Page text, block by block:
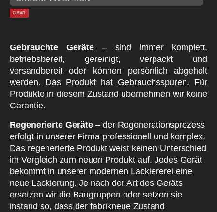
CLEAR
Gebrauchte Geräte – sind immer komplett,
betriebsbereit, gereinigt, verpackt und
versandbereit oder können persönlich abgeholt
werden. Das Produkt hat Gebrauchsspuren. Für
Produkte in diesem Zustand übernehmen wir keine
Garantie.
Regenerierte Geräte – der Regenerationsprozess
erfolgt in unserer Firma professionell und komplex.
Das regenerierte Produkt weist keinen Unterschied
im Vergleich zum neuen Produkt auf. Jedes Gerät
bekommt in unserer modernen Lackiererei eine
neue Lackierung. Je nach der Art des Geräts
ersetzen wir die Baugruppen oder setzen sie
instand so, dass der fabrikneue Zustand